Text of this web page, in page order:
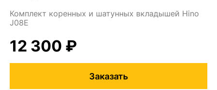
Комплект коренных и шатунных вкладышей Hino
J08E
12 300 ₽
Заказать